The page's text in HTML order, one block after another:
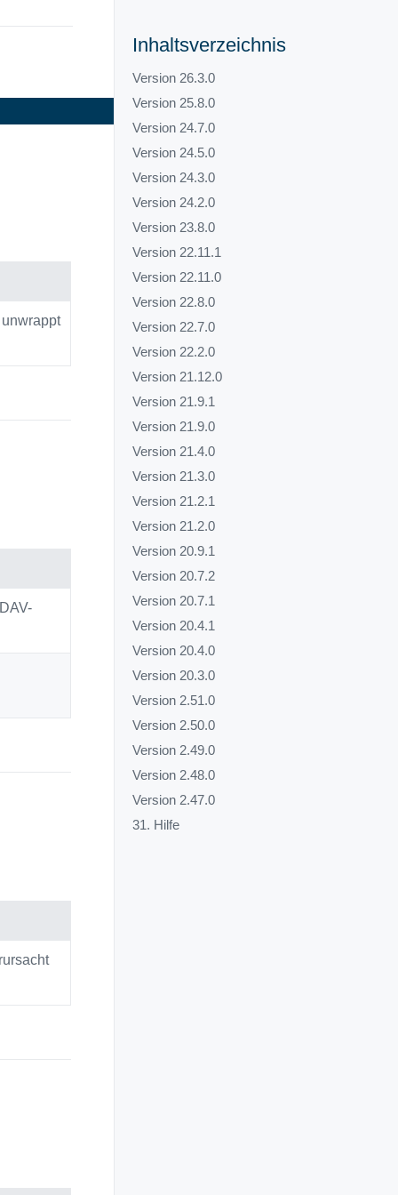
Inhaltsverzeichnis
Version 26.3.0
Version 25.8.0
Version 24.7.0
Version 24.5.0
Version 24.3.0
Version 24.2.0
Version 23.8.0
Version 22.11.1
Version 22.11.0
Version 22.8.0
Version 22.7.0
Version 22.2.0
Version 21.12.0
Version 21.9.1
Version 21.9.0
Version 21.4.0
Version 21.3.0
Version 21.2.1
Version 21.2.0
Version 20.9.1
Version 20.7.2
Version 20.7.1
Version 20.4.1
Version 20.4.0
Version 20.3.0
Version 2.51.0
Version 2.50.0
Version 2.49.0
Version 2.48.0
Version 2.47.0
31. Hilfe